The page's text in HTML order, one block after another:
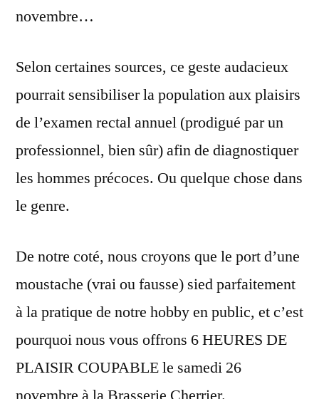
novembre…
Selon certaines sources, ce geste audacieux
pourrait sensibiliser la population aux plaisirs
de l’examen rectal annuel (prodigué par un
professionnel, bien sûr) afin de diagnostiquer
les hommes précoces. Ou quelque chose dans
le genre.
De notre coté, nous croyons que le port d’une
moustache (vrai ou fausse) sied parfaitement
à la pratique de notre hobby en public, et c’est
pourquoi nous vous offrons 6 HEURES DE
PLAISIR COUPABLE le samedi 26